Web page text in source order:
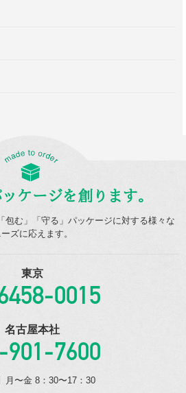
ケージを創ります。
包む」「守る」パッケージに対する様々な
ズに応えます。
東京
0015
名古屋本社
901-7600
月〜金 8：30〜17：30